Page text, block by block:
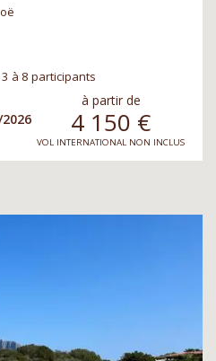
à 8 participants
à partir de
4 150 €
VOL INTERNATIONAL NON INCLUS